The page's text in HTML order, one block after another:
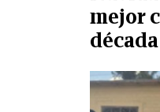
mejor
década